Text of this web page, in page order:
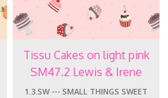
Tissu Cakes on light pink
SM47.2 Lewis & Irene
1.3.SW --- SMALL THINGS SWEET